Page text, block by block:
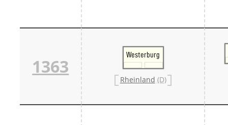
1363
Westerburg
Rheinland (D)